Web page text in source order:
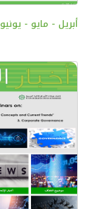
أبريل - مايو - يونيو 2021